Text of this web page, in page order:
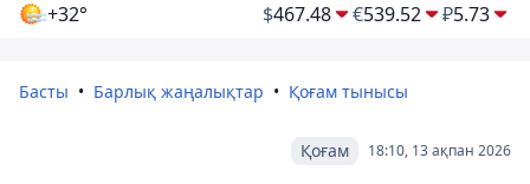
+32° $467.48 €539.52 ₽5.73
Басты Барлық жаңалықтар Қоғам тынысы
18:10, 13 ақпан 2026
Қоғам